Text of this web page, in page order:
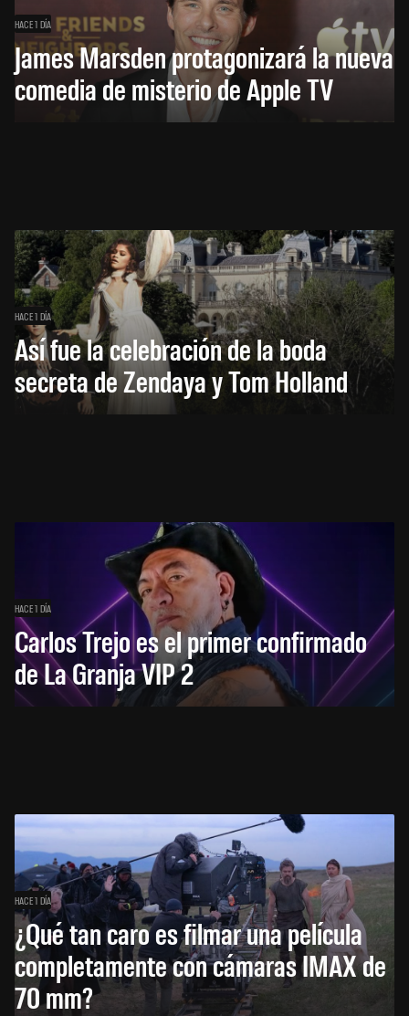
HACE 1 DÍA
James Marsden protagonizará la nueva
comedia de misterio de Apple TV
HACE 1 DÍA
Así fue la celebración de la boda
secreta de Zendaya y Tom Holland
HACE 1 DÍA
Carlos Trejo es el primer confirmado
de La Granja VIP 2
HACE 1 DÍA
¿Qué tan caro es filmar una película
completamente con cámaras IMAX de
70 mm?